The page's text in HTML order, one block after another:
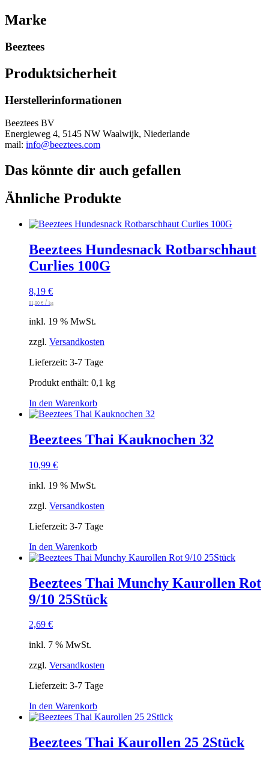
Marke
Beeztees
Produktsicherheit
Herstellerinformationen
Beeztees BV
Energieweg 4, 5145 NW Waalwijk, Niederlande
mail: info@beeztees.com
Das könnte dir auch gefallen
Ähnliche Produkte
Beeztees Hundesnack Rotbarschhaut
Curlies 100G
8,19 €
81,90 € / kg
inkl. 19 % MwSt.
zzgl. Versandkosten
Lieferzeit: 3-7 Tage
Produkt enthält: 0,1 kg
In den Warenkorb
Beeztees Thai Kauknochen 32
10,99 €
inkl. 19 % MwSt.
zzgl. Versandkosten
Lieferzeit: 3-7 Tage
In den Warenkorb
Beeztees Thai Munchy Kaurollen Rot
9/10 25Stück
2,69 €
inkl. 7 % MwSt.
zzgl. Versandkosten
Lieferzeit: 3-7 Tage
In den Warenkorb
Beeztees Thai Kaurollen 25 2Stück